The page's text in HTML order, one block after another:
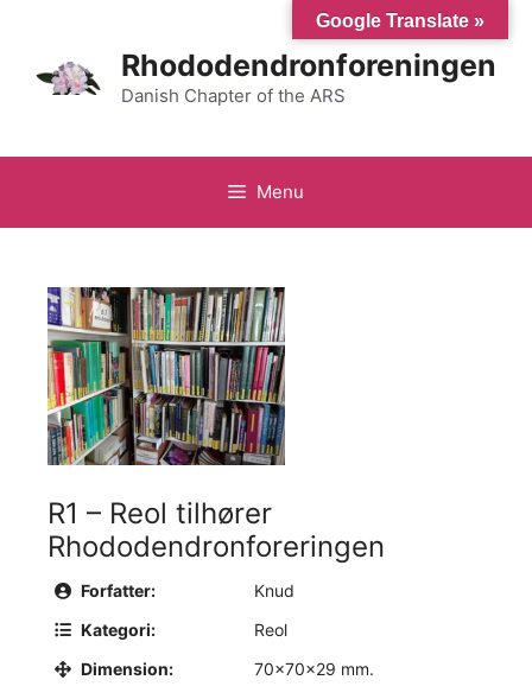
indhold
Rhododendronforeningen
Danish Chapter of the ARS
Menu
R1 – Reol tilhører
Rhododendronforeringen
Forfatter:
Knud
Kategori:
Reol
Dimension:
70x70x29 mm.
Google Translate »